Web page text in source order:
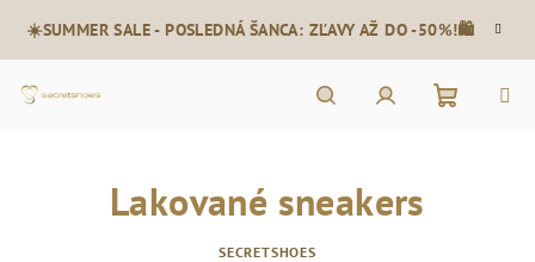
obsah
☀️SUMMER SALE - POSLEDNÁ ŠANCA: ZĽAVY AŽ DO -50%!🛍️
Lakované sneakers
SECRETSHOES